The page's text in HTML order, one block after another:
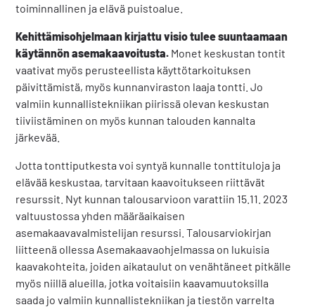
toiminnallinen ja elävä puistoalue.
Kehittämisohjelmaan kirjattu visio tulee suuntaamaan
käytännön asemakaavoitusta. Monet keskustan tontit
vaativat myös perusteellista käyttötarkoituksen
päivittämistä, myös kunnanviraston laaja tontti. Jo
valmiin kunnallistekniikan piirissä olevan keskustan
tiiviistäminen on myös kunnan talouden kannalta
järkevää.
Jotta tonttiputkesta voi syntyä kunnalle tonttituloja ja
elävää keskustaa, tarvitaan kaavoitukseen riittävät
resurssit. Nyt kunnan talousarvioon varattiin 15.11. 2023
valtuustossa yhden määräaikaisen
asemakaavavalmistelijan resurssi. Talousarviokirjan
liitteenä ollessa Asemakaavaohjelmassa on lukuisia
kaavakohteita, joiden aikataulut on venähtäneet pitkälle
myös niillä alueilla, jotka voitaisiin kaavamuutoksilla
saada jo valmiin kunnallistekniikan ja tiestön varrelta